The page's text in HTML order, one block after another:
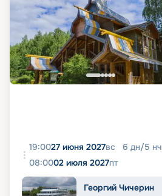
19:0027 июня 2027вс 6 дн/5 нч
08:0002 июля 2027пт
Георгий Чичерин